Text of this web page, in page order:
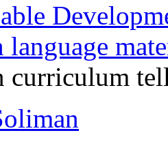
language
curriculum